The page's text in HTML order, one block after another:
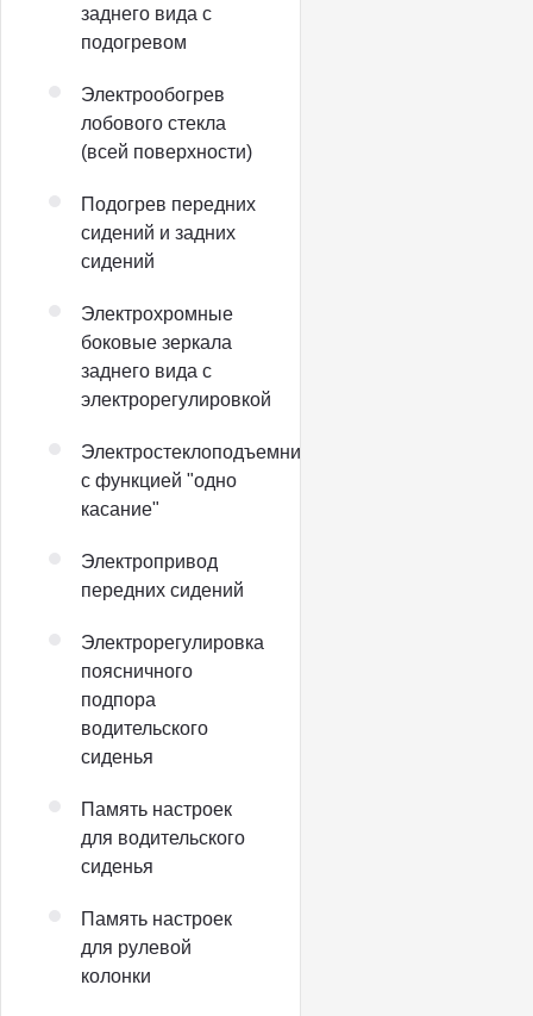
заднего вида с
подогревом
Электрообогрев
лобового стекла
(всей поверхности)
Подогрев передних
сидений и задних
сидений
Электрохромные
боковые зеркала
заднего вида с
электрорегулировкой
Электростеклоподъемники
с функцией "одно
касание"
Электропривод
передних сидений
Электрорегулировка
поясничного
подпора
водительского
сиденья
Память настроек
для водительского
сиденья
Память настроек
для рулевой
колонки